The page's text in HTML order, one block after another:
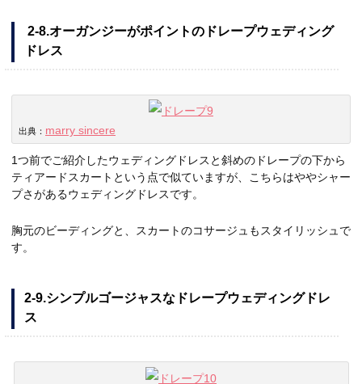
2-8.オーガンジーがポイントのドレープウェディング
ドレス
出典： marry sincere
1つ前でご紹介したウェディングドレスと斜めのドレープの下から
ティアードスカートという点で似ていますが、こちらはややシャー
プさがあるウェディングドレスです。
胸元のビーディングと、スカートのコサージュもスタイリッシュで
す。
2-9.シンプルゴージャスなドレープウェディングドレ
ス